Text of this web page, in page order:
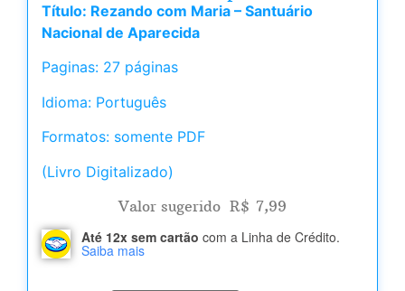
Título: Rezando com Maria – Santuário
Nacional de Aparecida
Paginas: 27 páginas
Idioma: Português
Formatos: somente PDF
(Livro Digitalizado)
Valor sugerido R$ 7,99
Até 12x sem cartão com a Linha de Crédito.
Saiba mais